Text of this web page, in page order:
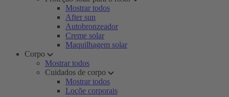
Mostrar todos
After sun
Autobronzeador
Creme solar
Maquilhagem solar
Corpo
Mostrar todos
Cuidados de corpo
Mostrar todos
Loçõe corporais